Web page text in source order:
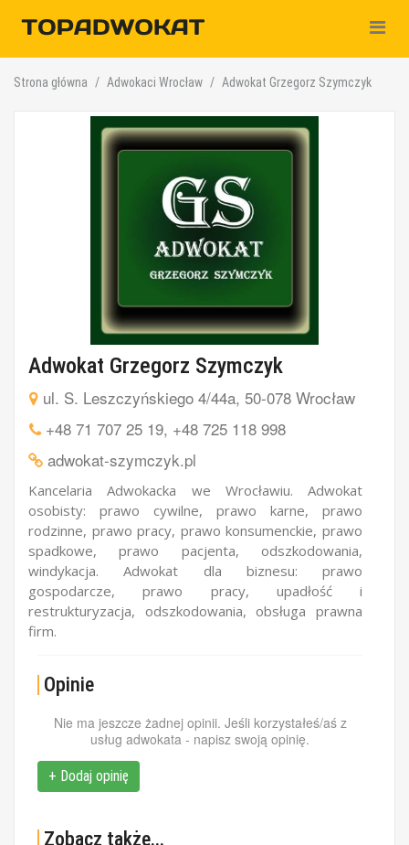
Strona główna Adwokaci Wrocław Adwokat Grzegorz Szymczyk
Adwokat Grzegorz Szymczyk
ul. S. Leszczyńskiego 4/44a, 50-078 Wrocław
+48 71 707 25 19, +48 725 118 998
adwokat-szymczyk.pl
Kancelaria Adwokacka we Wrocławiu. Adwokat
osobisty: prawo cywilne, prawo karne, prawo
rodzinne, prawo pracy, prawo konsumenckie, prawo
spadkowe, prawo pacjenta, odszkodowania,
windykacja. Adwokat dla biznesu: prawo
gospodarcze, prawo pracy, upadłość i
restrukturyzacja, odszkodowania, obsługa prawna
firm.
Opinie
Nie ma jeszcze żadnej opinii. Jeśli korzystałeś/aś z
usług adwokata - napisz swoją opinię.
+ Dodaj opinię
Zobacz także...